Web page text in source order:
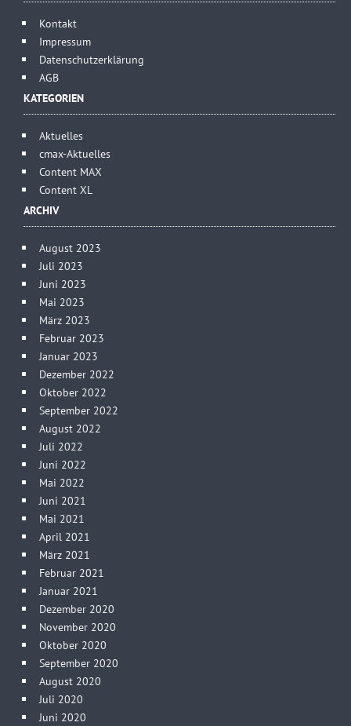
Kontakt
Impressum
Datenschutzerklärung
AGB
KATEGORIEN
Aktuelles
cmax-Aktuelles
Content MAX
Content XL
ARCHIV
August 2023
Juli 2023
Juni 2023
Mai 2023
März 2023
Februar 2023
Januar 2023
Dezember 2022
Oktober 2022
September 2022
August 2022
Juli 2022
Juni 2022
Mai 2022
Juni 2021
Mai 2021
April 2021
März 2021
Februar 2021
Januar 2021
Dezember 2020
November 2020
Oktober 2020
September 2020
August 2020
Juli 2020
Juni 2020